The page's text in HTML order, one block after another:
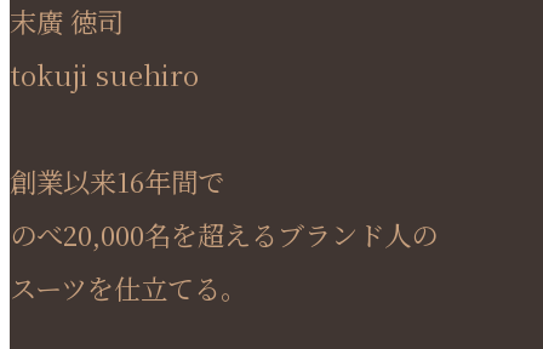
末廣 徳司
tokuji suehiro
創業以来16年間で
のべ20,000名を超えるブランド人の
スーツを仕立てる。